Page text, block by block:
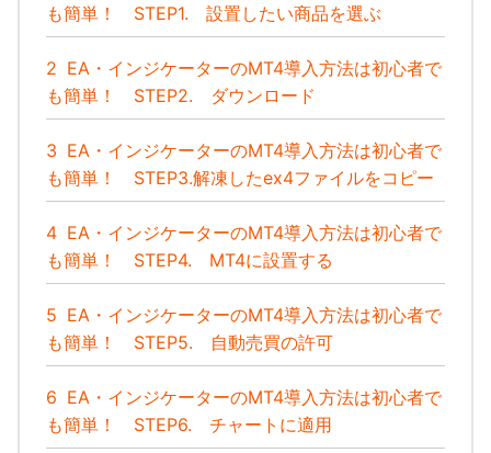
も簡単！ STEP1. 設置したい商品を選ぶ
2 EA・インジケーターのMT4導入方法は初心者で
も簡単！ STEP2. ダウンロード
3 EA・インジケーターのMT4導入方法は初心者で
も簡単！ STEP3.解凍したex4ファイルをコピー
4 EA・インジケーターのMT4導入方法は初心者で
も簡単！ STEP4. MT4に設置する
5 EA・インジケーターのMT4導入方法は初心者で
も簡単！ STEP5. 自動売買の許可
6 EA・インジケーターのMT4導入方法は初心者で
も簡単！ STEP6. チャートに適用